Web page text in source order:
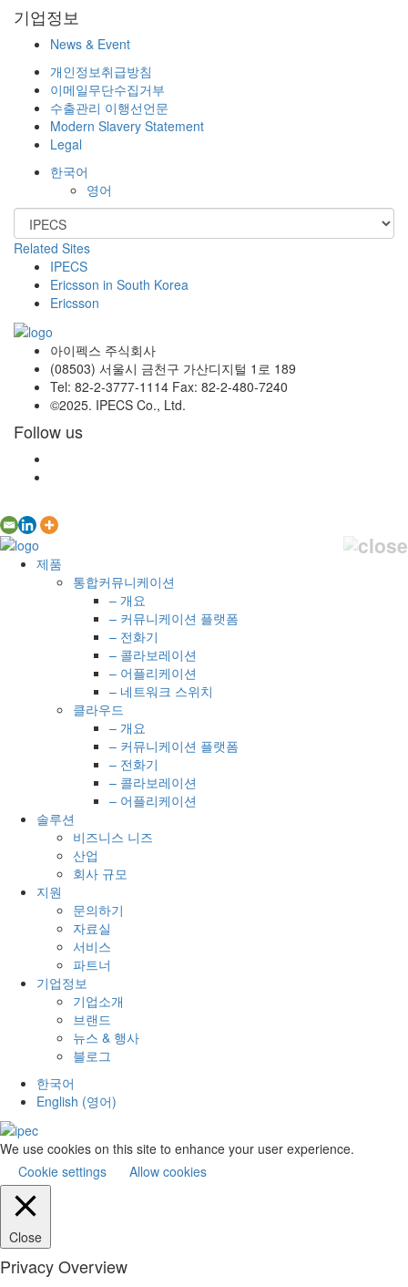
기업정보
News & Event
개인정보취급방침
이메일무단수집거부
수출관리 이행선언문
Modern Slavery Statement
Legal
한국어
영어
Related Sites
IPECS
Ericsson in South Korea
Ericsson
아이펙스 주식회사
(08503) 서울시 금천구 가산디지털 1로 189
Tel: 82-2-3777-1114 Fax: 82-2-480-7240
©2025. IPECS Co., Ltd.
Follow us
제품
통합커뮤니케이션
– 개요
– 커뮤니케이션 플랫폼
– 전화기
– 콜라보레이션
– 어플리케이션
– 네트워크 스위치
클라우드
– 개요
– 커뮤니케이션 플랫폼
– 전화기
– 콜라보레이션
– 어플리케이션
솔루션
비즈니스 니즈
산업
회사 규모
지원
문의하기
자료실
서비스
파트너
기업정보
기업소개
브랜드
뉴스 & 행사
블로그
한국어
English (영어)
We use cookies on this site to enhance your user experience.
Cookie settings
Allow cookies
Close
Privacy Overview